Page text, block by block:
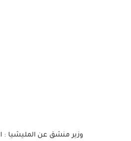
وزير منشق عن المليشيا :